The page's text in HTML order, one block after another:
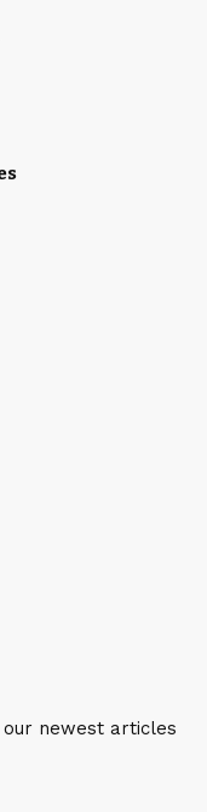
newest articles